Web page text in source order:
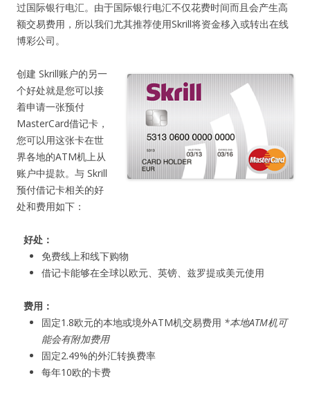
过国际银行电汇。由于国际银行电汇不仅花费时间而且会产生高
额交易费用，所以我们尤其推荐使用Skrill将资金移入或转出在线
博彩公司。
创建 Skrill账户的另一
个好处就是您可以接
着申请一张预付
MasterCard借记卡，
您可以用这张卡在世
界各地的ATM机上从
账户中提款。与 Skrill
预付借记卡相关的好
处和费用如下：
好处：
免费线上和线下购物
借记卡能够在全球以欧元、英镑、兹罗提或美元使用
费用：
固定1.8欧元的本地或境外ATM机交易费用 *本地ATM机可
能会有附加费用
固定2.49%的外汇转换费率
每年10欧的卡费